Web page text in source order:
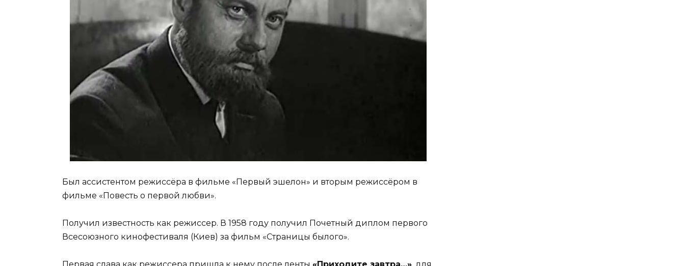
Был ассистентом режиссёра в фильме «Первый эшелон» и вторым режиссёром в
фильме «Повесть о первой любви».
Получил известность как режиссер. В 1958 году получил Почетный диплом первого
Всесоюзного кинофестиваля (Киев) за фильм «Страницы былого».